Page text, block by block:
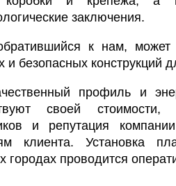
заключения.
к нам, может
и безопасных конструкций
профиль и
своей
и репутация
клиента. Установка
городах проводится